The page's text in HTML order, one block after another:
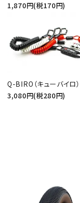
1,870円(税170円)
Q-BIRO（キューバイロ）
3,080円(税280円)